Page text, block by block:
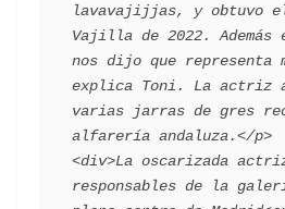
lavavajijjas, y obtuvo
Vajilla de 2022. Además
nos dijo que representa
explica Toni. La actriz
varias jarras de gres
alfarería andaluza.</p>
<div>La oscarizada
responsables de la